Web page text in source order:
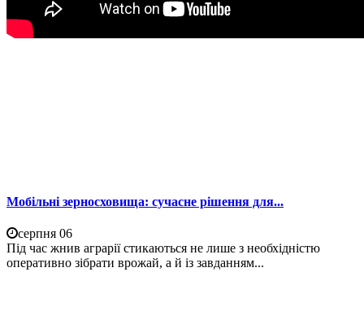
Мобільні зерносховища: сучасне рішення для...
серпня 06
Під час жнив аграрії стикаються не лише з необхідністю
оперативно зібрати врожай, а й із завданням...